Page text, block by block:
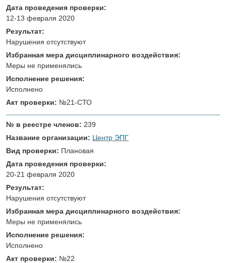
Дата проведения проверки:
12-13 февраля 2020
Результат:
Нарушения отсутствуют
Избранная мера дисциплинарного воздействия:
Меры не применялись
Исполнение решения:
Исполнено
Акт проверки: №21-СТО
№ в реестре членов: 239
Название организации: Центр ЭПГ
Вид проверки: Плановая
Дата проведения проверки:
20-21 февраля 2020
Результат:
Нарушения отсутствуют
Избранная мера дисциплинарного воздействия:
Меры не применялись
Исполнение решения:
Исполнено
Акт проверки: №22